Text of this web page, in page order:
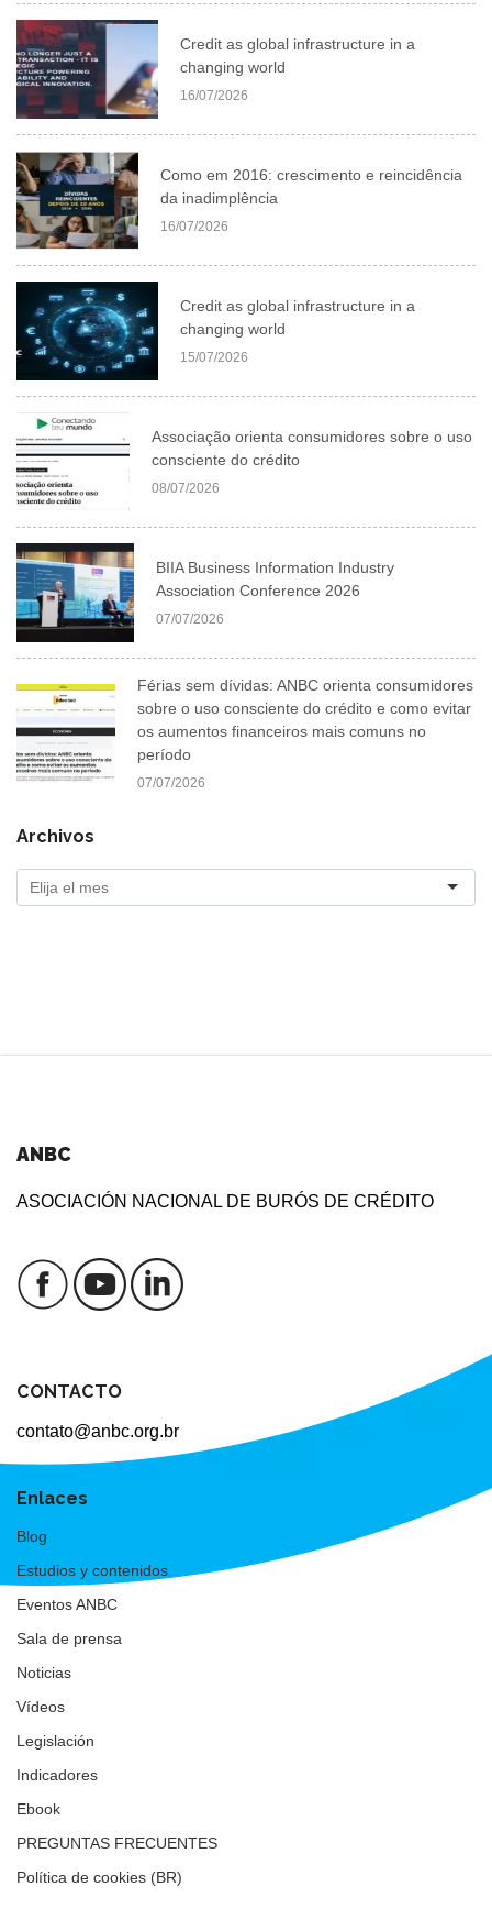
Credit as global infrastructure in a
changing world
16/07/2026
Como em 2016: crescimento e reincidência
da inadimplência
16/07/2026
Credit as global infrastructure in a
changing world
15/07/2026
Associação orienta consumidores sobre o uso
consciente do crédito
08/07/2026
BIIA Business Information Industry
Association Conference 2026
07/07/2026
Férias sem dívidas: ANBC orienta consumidores
sobre o uso consciente do crédito e como evitar
os aumentos financeiros mais comuns no
período
07/07/2026
Archivos
ANBC
ASOCIACIÓN NACIONAL DE BURÓS DE CRÉDITO
CONTACTO
contato@anbc.org.br
Enlaces
Blog
Estudios y contenidos
Eventos ANBC
Sala de prensa
Noticias
Vídeos
Legislación
Indicadores
Ebook
PREGUNTAS FRECUENTES
Política de cookies (BR)